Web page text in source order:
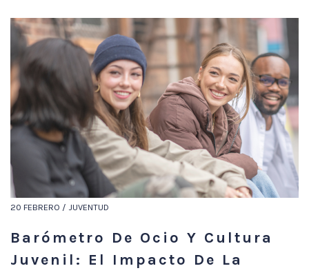
20 FEBRERO / JUVENTUD
Barómetro De Ocio Y Cultura
Juvenil: El Impacto De La